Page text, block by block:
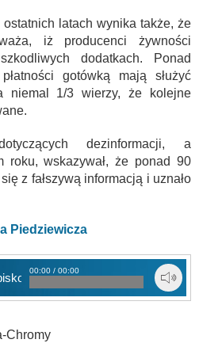
latach wynika także, że
iż producenci żywności
dodatkach. Ponad
gotówką mają służyć
niemal 1/3 wierzy, że kolejne
dezinformacji, a
roku, wskazywał, że ponad 90
z fałszywą informacją i uznało
Piedziewicza
00:00 / 00:00
Chromy